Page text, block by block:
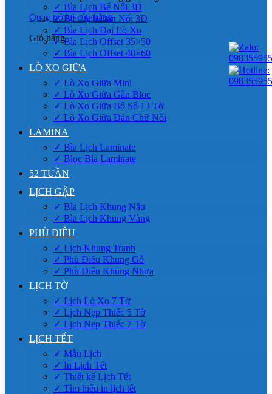
Quay trở lại cửa hàng
Giỏ hàng
✓ Bìa Lịch Bế Nổi 3D
✓ Bìa Lịch Dán Nổi 3D
✓ Bìa Lịch Đại Lò Xo
✓ Bìa Lịch Offset 35×50
✓ Bìa Lịch Offset 40×60
LÒ XO GIỮA
✓ Lò Xo Giữa Mini
✓ Lò Xo Giữa Gắn Bloc
✓ Lò Xo Giữa Bộ Số 13 Tờ
✓ Lò Xo Giữa Dán Chữ Nổi
LAMINA
✓ Bìa Lịch Laminate
✓ Bloc Bìa Laminate
52 TUẦN
LỊCH GẬP
✓ Bìa Lịch Khung Nâu
✓ Bìa Lịch Khung Vàng
PHÙ ĐIÊU
✓ Lịch Khung Tranh
✓ Phù Điêu Khung Gỗ
✓ Phù Điêu Khung Nhựa
LỊCH TỜ
✓ Lịch Lò Xo 7 Tờ
✓ Lịch Nẹp Thiếc 5 Tờ
✓ Lịch Nẹp Thiếc 7 Tờ
LỊCH TẾT
✓ Mẫu Lịch
✓ In Lịch Tết
✓ Thiết kế Lịch Tết
✓ Tìm hiểu in lịch tết